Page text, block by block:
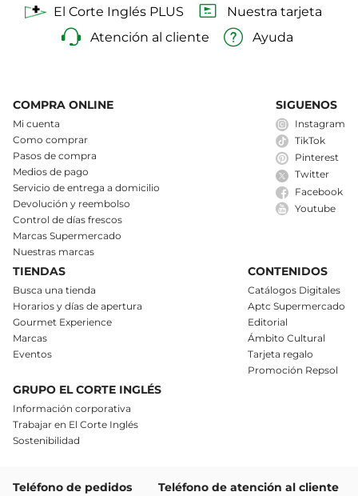
El Corte Inglés PLUS
Nuestra tarjeta
Atención al cliente
Ayuda
COMPRA ONLINE
Mi cuenta
Como comprar
Pasos de compra
Medios de pago
Servicio de entrega a domicilio
Devolución y reembolso
Control de días frescos
Marcas Supermercado
Nuestras marcas
SIGUENOS
Instagram
TikTok
Pinterest
Twitter
Facebook
Youtube
TIENDAS
Busca una tienda
Horarios y días de apertura
Gourmet Experience
Marcas
Eventos
CONTENIDOS
Catálogos Digitales
Aptc Supermercado
Editorial
Ámbito Cultural
Tarjeta regalo
Promoción Repsol
GRUPO EL CORTE INGLÉS
Información corporativa
Trabajar en El Corte Inglés
Sostenibilidad
Teléfono de pedidos Teléfono de atención al cliente